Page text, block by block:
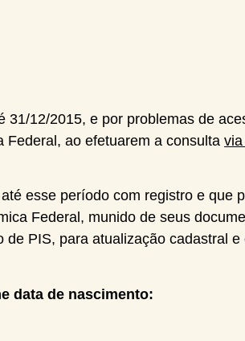
12/2015, e por problemas de
Federal, ao efetuarem a consulta
esse período com registro e que
Federal, munido de seus
PIS, para atualização cadastral
data de nascimento: